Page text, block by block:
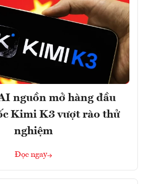
nguồn mở hàng đầu
Kimi K3 vượt rào thử
nghiệm
Đọc ngay